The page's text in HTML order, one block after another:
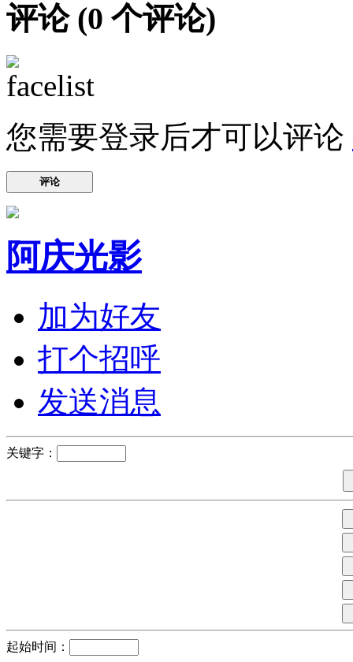
评论 (0 个评论)
您需要登录后才可以评论
评论
阿庆光影
加为好友
打个招呼
发送消息
关键字：
起始时间：